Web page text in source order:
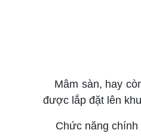
Mâm sàn, hay
được lắp đặt lên
Chức năng chính